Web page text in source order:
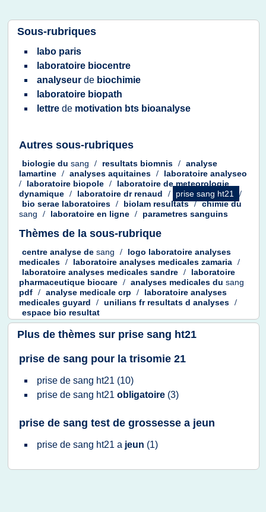
Sous-rubriques
labo paris
laboratoire biocentre
analyseur de biochimie
laboratoire biopath
lettre de motivation bts bioanalyse
Autres sous-rubriques
biologie du sang / resultats biomnis / analyse
lamartine / analyses aquitaines /
laboratoire analyseo
/
laboratoire biopole / laboratoire demeteorologie
dynamique / laboratoire dr renaud / prise sang ht21 /
bio serae laboratoires / biolam resultats / chimiedu
sang
/ laboratoire en ligne / parametres sanguins
Thèmes de la sous-rubrique
centre analyse de sang /
logo laboratoire analyses
medicales / laboratoire analyses medicales zamaria /
laboratoire analyses medicales sandre /
laboratoire
pharmaceutique biocare / analyses medicales du sang
pdf / analyse medicale crp /
laboratoire analyses
medicales guyard
/ unilians fr resultats d analyses /
espace bio resultat
Plus de thèmes sur prise sang ht21
prise de sang pour la trisomie 21
prise de sang ht21 (10)
prise de sang ht21 obligatoire (3)
prise de sang test de grossesse a jeun
prise de sang ht21 a jeun (1)